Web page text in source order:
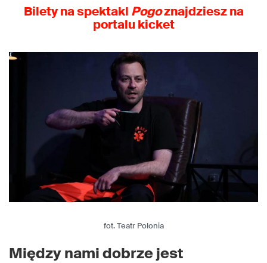
Bilety na spektakl Pogoznajdziesz na
portalu kicket
fot. Teatr Polonia
Między nami dobrze jest